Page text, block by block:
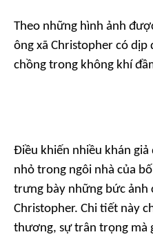
Theo những hình ảnh
ông xã Christopher có dịp
chồng trong không khí
Điều khiến nhiều khán giả
nhỏ trong ngôi nhà của
trưng bày những bức ảnh
Christopher. Chi tiết này
thương, sự trân trọng mà